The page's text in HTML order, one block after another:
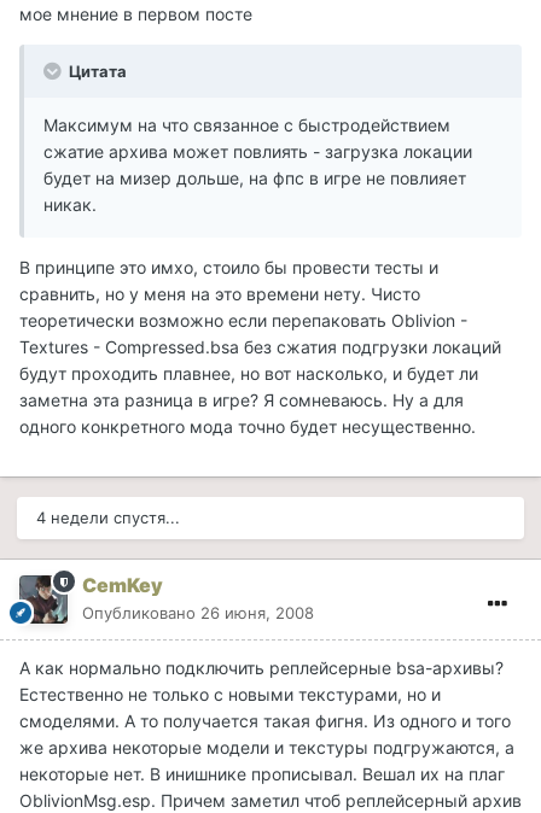
мое мнение в первом посте
Цитата
Максимум на что связанное с быстродействием
сжатие архива может повлиять - загрузка локации
будет на мизер дольше, на фпс в игре не повлияет
никак.
В принципе это имхо, стоило бы провести тесты и
сравнить, но у меня на это времени нету. Чисто
теоретически возможно если перепаковать Oblivion -
Textures - Compressed.bsa без сжатия подгрузки локаций
будут проходить плавнее, но вот насколько, и будет ли
заметна эта разница в игре? Я сомневаюсь. Ну а для
одного конкретного мода точно будет несущественно.
4 недели спустя...
CemKey
Опубликовано 26 июня, 2008
А как нормально подключить реплейсерные bsa-архивы?
Естественно не только с новыми текстурами, но и
смоделями. А то получается такая фигня. Из одного и того
же архива некоторые модели и текстуры подгружаются, а
некоторые нет. В инишнике прописывал. Вешал их на плаг
OblivionMsg.esp. Причем заметил чтоб реплейсерный архив